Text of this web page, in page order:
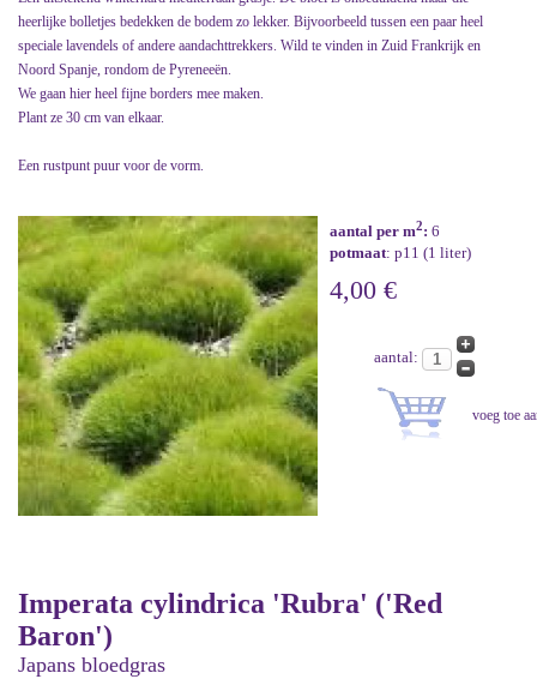
heerlijke bolletjes bedekken de bodem zo lekker. Bijvoorbeeld tussen een paar heel
speciale lavendels of andere aandachttrekkers. Wild te vinden in Zuid Frankrijk en
Noord Spanje, rondom de Pyreneeën.
We gaan hier heel fijne borders mee maken.
Plant ze 30 cm van elkaar.
Een rustpunt puur voor de vorm.
aantal per m2: 6
potmaat: p11 (1 liter)
4,00 €
aantal:
Imperata cylindrica 'Rubra' ('Red
Baron')
Japans bloedgras